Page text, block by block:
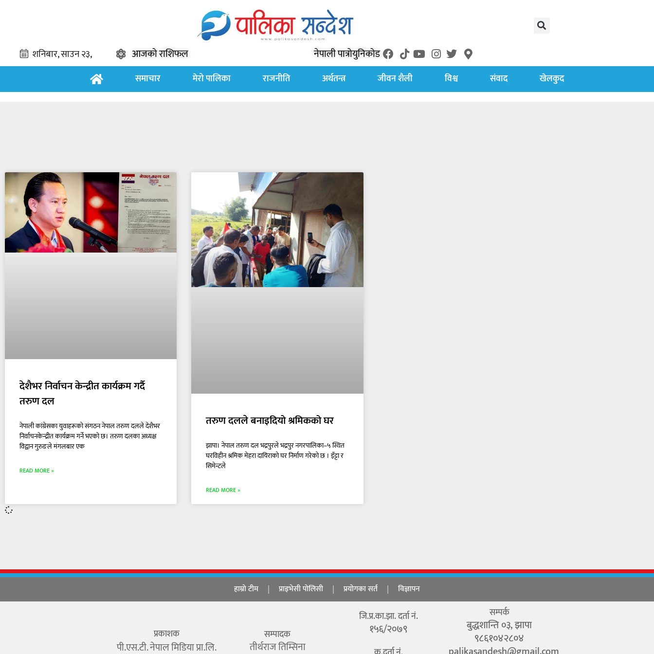
आजको राशिफल नेपाली पात्रोयुनिकोड
समाचार मेरो पालिका राजनीति अर्थतन्त्र जीवन शैली विश्व संवाद खेलकुद
देशैभर निर्वाचन केन्द्रीत कार्यक्रम गर्दै
तरुण दल
नेपाली कांग्रेसका युवाहरूको संगठन नेपाल तरुण दलले देशैभर
निर्वाचनकेन्द्रीत कार्यक्रम गर्ने भएको छ। तरुण दलका अध्यक्ष
विद्वान गुरुङले मंगलबार एक
READ MORE »
तरुण दलले बनाइदियो श्रमिकको घर
झापा। नेपाल तरुण दल भद्रपुरले भद्रपुर नगरपालिका–५ स्थित
घरविहीन श्रमिक मेहरा दायिराको घर निर्माण गरेको छ । इँट्टा र
सिमेन्टले
READ MORE »
हाम्रो टीम प्राइभेसी पोलिसी प्रयोगका सर्त विज्ञापन
प्रकाशक
पी.एस.टी. नेपाल मिडिया प्रा.लि.
सम्पादक
तीर्थराज तिम्सिना
जि.प्र.का.झा. दर्ता नं.
१५६/२०७९
सम्पर्क
बुद्धशान्ति ०३, झापा
९८६१०४२८०४